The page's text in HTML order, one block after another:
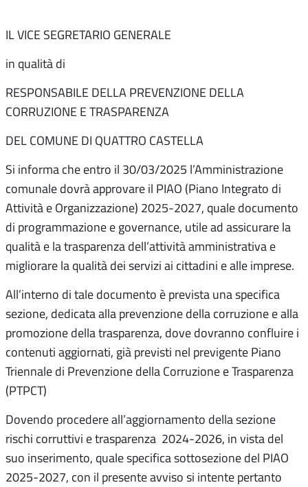
IL VICE SEGRETARIO GENERALE
in qualità di
RESPONSABILE DELLA PREVENZIONE DELLA
CORRUZIONE E TRASPARENZA
DEL COMUNE DI QUATTRO CASTELLA
Si informa che entro il 30/03/2025 l’Amministrazione
comunale dovrà approvare il PIAO (Piano Integrato di
Attività e Organizzazione) 2025-2027, quale documento
di programmazione e governance, utile ad assicurare la
qualità e la trasparenza dell’attività amministrativa e
migliorare la qualità dei servizi ai cittadini e alle imprese.
All’interno di tale documento è prevista una specifica
sezione, dedicata alla prevenzione della corruzione e alla
promozione della trasparenza, dove dovranno confluire i
contenuti aggiornati, già previsti nel previgente Piano
Triennale di Prevenzione della Corruzione e Trasparenza
(PTPCT)
Dovendo procedere all’aggiornamento della sezione
rischi corruttivi e trasparenza 2024-2026, in vista del
suo inserimento, quale specifica sottosezione del PIAO
2025-2027, con il presente avviso si intente pertanto